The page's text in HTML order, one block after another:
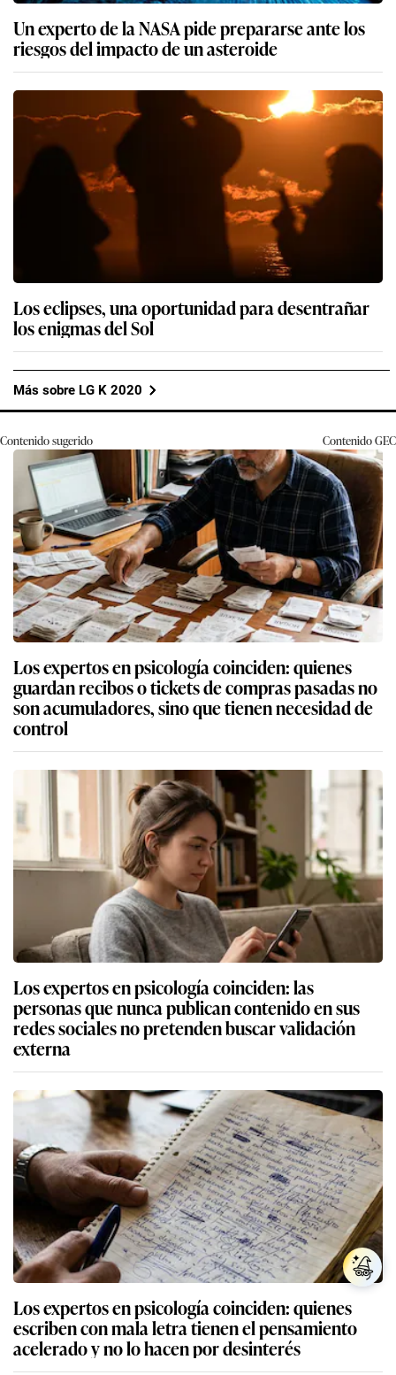
Un experto de la NASA pide prepararse ante los
riesgos del impacto de un asteroide
Los eclipses, una oportunidad para desentrañar
los enigmas del Sol
Más sobre LG K 2020
Contenido sugerido ContenidoGEC
Los expertos en psicología coinciden: quienes
guardan recibos o tickets de compras pasadas no
son acumuladores, sino que tienen necesidad de
control
Los expertos en psicología coinciden: las
personas que nunca publican contenido en sus
redes sociales no pretenden buscar validación
externa
Los expertos en psicología coinciden: quienes
escriben con mala letra tienen el pensamiento
acelerado y no lo hacen por desinterés